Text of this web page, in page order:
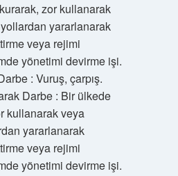
zor kullanarak
yararlanarak
veya rejimi
yönetimi devirme işi.
: Vuruş, çarpış.
Darbe : Bir ülkede
kullanarak veya
yararlanarak
veya rejimi
yönetimi devirme işi.